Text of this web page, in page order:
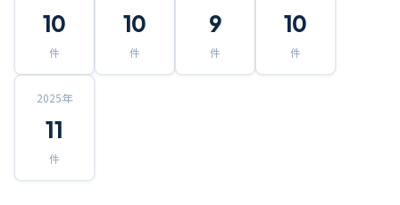
10
件
10
件
9
件
10
件
2025年
11
件